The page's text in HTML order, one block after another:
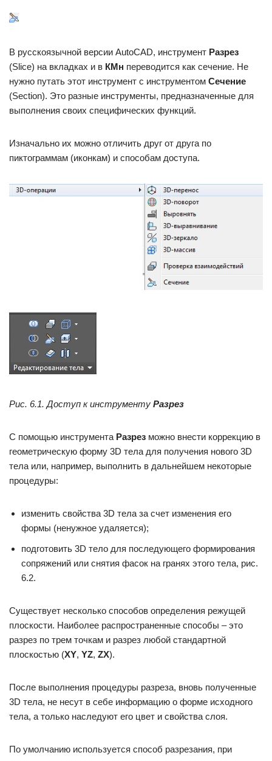
В русскоязычной версии AutoCAD, инструмент Разрез
(Slice) на вкладках и в КМн переводится как сечение. Не
нужно путать этот инструмент с инструментом Сечение
(Section). Это разные инструменты, предназначенные для
выполнения своих специфических функций.
Изначально их можно отличить друг от друга по
пиктограммам (иконкам) и способам доступа.
Рис. 6.1. Доступ к инструменту Разрез
С помощью инструмента Разрез можно внести коррекцию в
геометрическую форму 3D тела для получения нового 3D
тела или, например, выполнить в дальнейшем некоторые
процедуры:
изменить свойства 3D тела за счет изменения его
формы (ненужное удаляется);
подготовить 3D тело для последующего формирования
сопряжений или снятия фасок на гранях этого тела, рис.
6.2.
Существует несколько способов определения режущей
плоскости. Наиболее распространенные способы – это
разрез по трем точкам и разрез любой стандартной
плоскостью (XY, YZ, ZX).
После выполнения процедуры разреза, вновь полученные
3D тела, не несут в себе информацию о форме исходного
тела, а только наследуют его цвет и свойства слоя.
По умолчанию используется способ разрезания, при